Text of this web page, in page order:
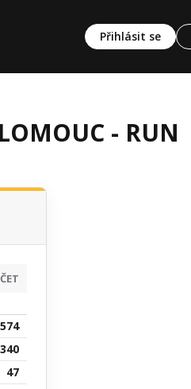
Přihlásit se
- RUN
574
340
47